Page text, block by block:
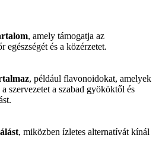
, amely támogatja az
egészségét és a közérzetet.
, például flavonoidokat, amelyek
szervezetet a szabad gyököktől és
, miközben ízletes alternatívát kínál